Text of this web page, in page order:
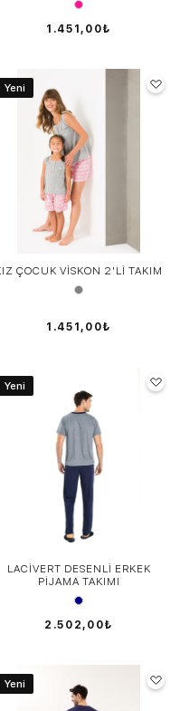
1.451,00₺
Yeni
ÇOCUK VİSKON 2'Lİ TAKIM
1.451,00₺
Yeni
LACİVERT DESENLİ ERKEK
PİJAMA TAKIMI
2.502,00₺
Yeni